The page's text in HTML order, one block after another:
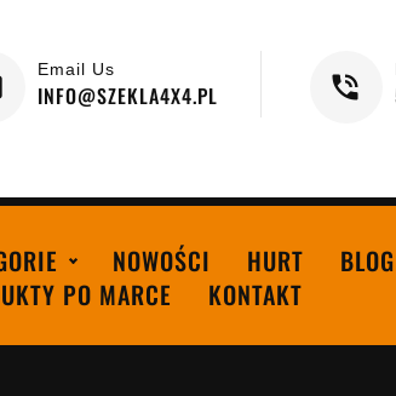
Email Us
INFO@SZEKLA4X4.PL
NOWOŚCI HURT BLOG
PO MARCE
KONTAKT